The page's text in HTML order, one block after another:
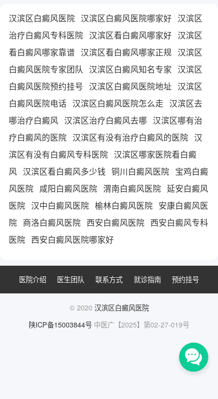
汉滨区白癜风医院 汉滨区白癜风医院哪家好 汉滨区
治疗白癜风专科医院 汉滨区看白癜风哪家好 汉滨区
看白癜风哪家靠谱 汉滨区看白癜风哪家正规 汉滨区
白癜风医院专家团队
汉滨区白癜风知名专家 汉滨区
白癜风医院预约挂号 汉滨区白癜风医院地址 汉滨区
白癜风医院电话 汉滨区白癜风医院怎么走 汉滨区去
哪治疗白癜风 汉滨区治疗白癜风去哪 汉滨区哪有治
疗白癜风的医院 汉滨区有没有治疗白癜风的医院 汉
滨区有没有白癜风专科医院 汉滨区哪家医院看白癜
风 汉滨区看白癜风多少钱 铜川白癜风医院 宝鸡白癜
风医院 咸阳白癜风医院 渭南白癜风医院 延安白癜风
医院 汉中白癜风医院 榆林白癜风医院 安康白癜风医
院 商洛白癜风医院 西安白癜风医院 西安白癜风专科
医院 西安白癜风医院哪家好
医院介绍 医生团队 联系方式 就诊指南 预约挂号
© 2020 汉滨区白癜风医院
陕ICP备15003844号 中医广【2025】第02-27-019号